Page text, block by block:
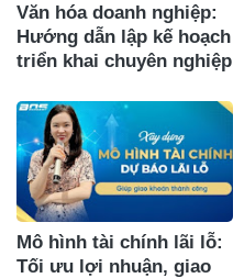
Văn hóa doanh nghiệp:
Hướng dẫn lập kế hoạch
triển khai chuyên nghiệp
Mô hình tài chính lãi lỗ:
Tối ưu lợi nhuận, giao